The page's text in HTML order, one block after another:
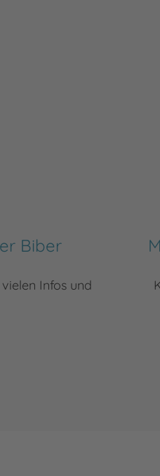
Biber
Infos und